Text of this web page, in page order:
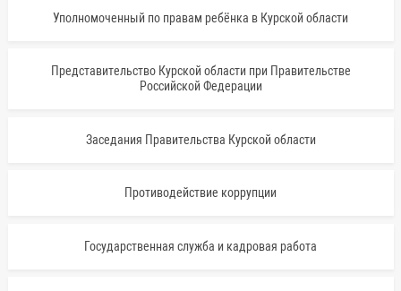
Уполномоченный по правам ребёнка в Курской области
Представительство Курской области при Правительстве
Российской Федерации
Заседания Правительства Курской области
Противодействие коррупции
Государственная служба и кадровая работа